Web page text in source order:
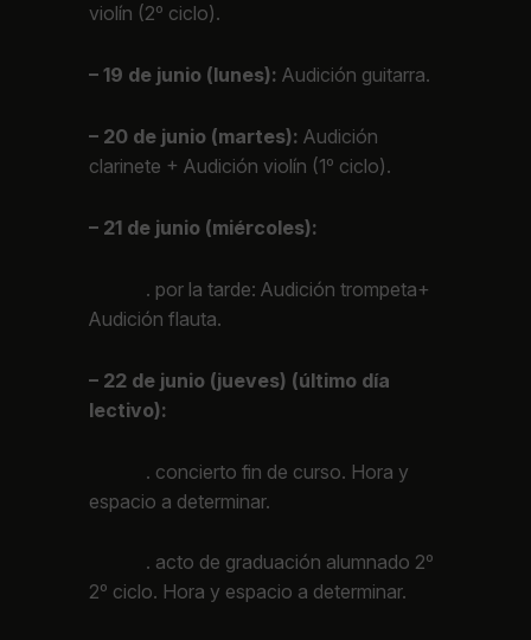
violín (2º ciclo).
– 19 de junio (lunes): Audición guitarra.
– 20 de junio (martes): Audición
clarinete + Audición violín (1º ciclo).
– 21 de junio (miércoles):
. por la tarde: Audición trompeta+
Audición flauta.
– 22 de junio (jueves) (último día
lectivo):
. concierto fin de curso. Hora y
espacio a determinar.
. acto de graduación alumnado 2º
2º ciclo. Hora y espacio a determinar.